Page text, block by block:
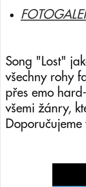
Song "Lost"
všechny rohy
přes emo
všemi žánry,
Doporučujeme